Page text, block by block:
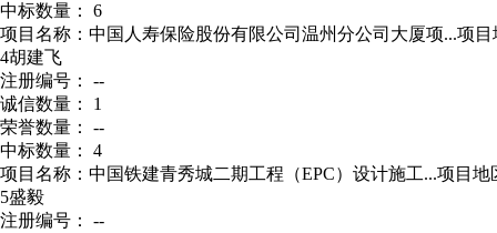
中标数量： 6
项目名称：中国人寿保险股份有限公司温州分公司大厦项...项目
4胡建飞
注册编号： --
诚信数量： 1
荣誉数量： --
中标数量： 4
项目名称：中国铁建青秀城二期工程（EPC）设计施工...项目地
5盛毅
注册编号： --